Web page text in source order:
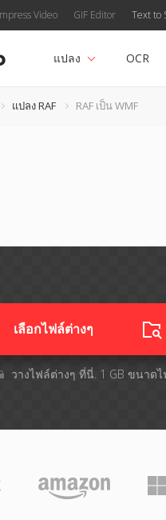
Video GIF Editor Text to
แปลง OCR
แปลง RAF RAF เป็น WMF
เลือกไฟล์ต่างๆ​
วางไฟล์ต่างๆ​ ที่นี่. 1 GB ขนาด